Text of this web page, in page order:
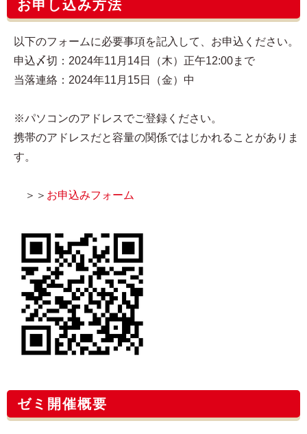
お申し込み方法
以下のフォームに必要事項を記入して、お申込ください。
申込〆切：2024年11月14日（木）正午12:00まで
当落連絡：2024年11月15日（金）中
※パソコンのアドレスでご登録ください。
携帯のアドレスだと容量の関係ではじかれることがありま
す。
＞＞ お申込みフォーム
ゼミ開催概要